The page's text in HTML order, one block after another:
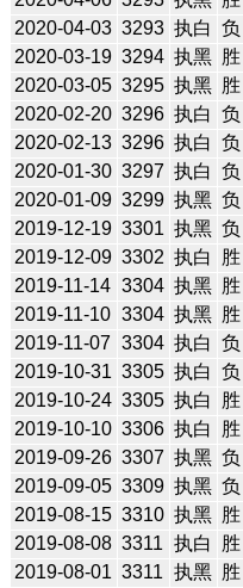
2020-04-03 3293 执白 负
2020-03-19 3294 执黑 胜
2020-03-05 3295 执黑 胜
2020-02-20 3296 执白 负
2020-02-13 3296 执白 负
2020-01-30 3297 执白 负
2020-01-09 3299 执黑 负
2019-12-19 3301 执黑 负
2019-12-09 3302 执白 胜
2019-11-14 3304 执黑 胜
2019-11-10 3304 执黑 胜
2019-11-07 3304 执白 负
2019-10-31 3305 执白 负
2019-10-24 3305 执白 胜
2019-10-10 3306 执白 胜
2019-09-26 3307 执黑 负
2019-09-05 3309 执黑 负
2019-08-15 3310 执黑 胜
2019-08-08 3311 执白 胜
2019-08-01 3311 执黑 胜